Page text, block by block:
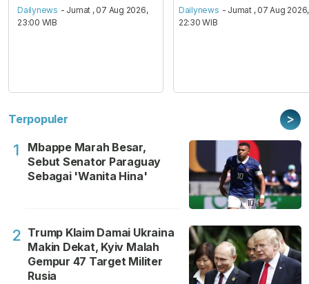
Dailynews - Jumat , 07 Aug 2026,
23:00 WIB
Dailynews - Jumat , 07 Aug 2026,
22:30 WIB
Terpopuler >
1
Mbappe Marah Besar,
Sebut Senator Paraguay
Sebagai 'Wanita Hina'
2 Trump Klaim Damai Ukraina
Makin Dekat, Kyiv Malah
Gempur 47 Target Militer
Rusia